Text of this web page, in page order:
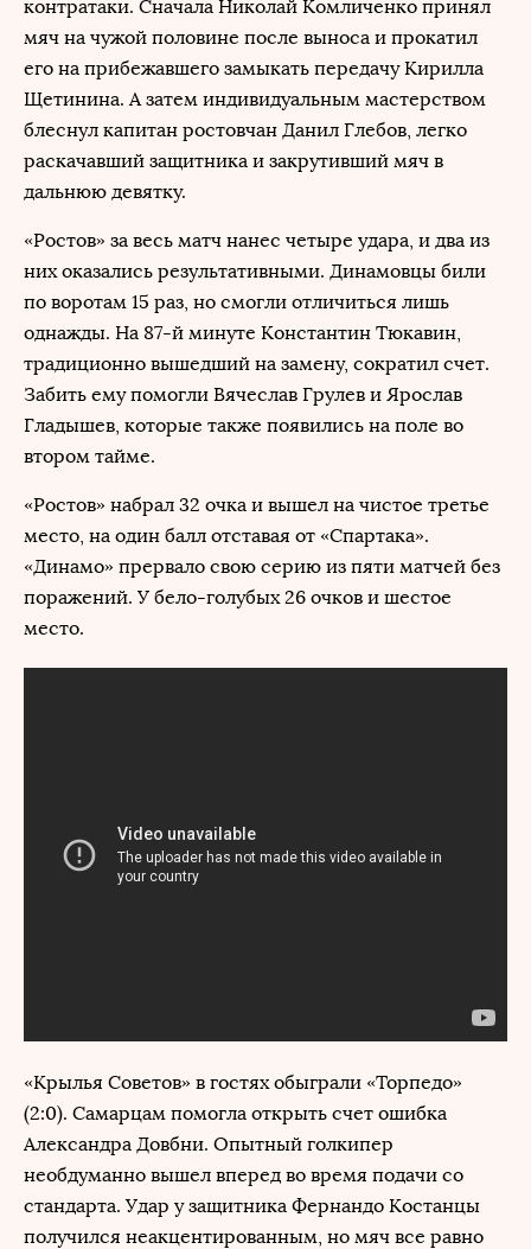
контратаки. Сначала Николай Комличенко принял
мяч на чужой половине после выноса и прокатил
его на прибежавшего замыкать передачу Кирилла
Щетинина. А затем индивидуальным мастерством
блеснул капитан ростовчан Данил Глебов, легко
раскачавший защитника и закрутивший мяч в
дальнюю девятку.
«Ростов» за весь матч нанес четыре удара, и два из
них оказались результативными. Динамовцы били
по воротам 15 раз, но смогли отличиться лишь
однажды. На 87-й минуте Константин Тюкавин,
традиционно вышедший на замену, сократил счет.
Забить ему помогли Вячеслав Грулев и Ярослав
Гладышев, которые также появились на поле во
втором тайме.
«Ростов» набрал 32 очка и вышел на чистое третье
место, на один балл отставая от «Спартака».
«Динамо» прервало свою серию из пяти матчей без
поражений. У бело-голубых 26 очков и шестое
место.
«Крылья Советов» в гостях обыграли «Торпедо»
(2:0). Самарцам помогла открыть счет ошибка
Александра Довбни. Опытный голкипер
необдуманно вышел вперед во время подачи со
стандарта. Удар у защитника Фернандо Костанцы
получился неакцентированным, но мяч все равно